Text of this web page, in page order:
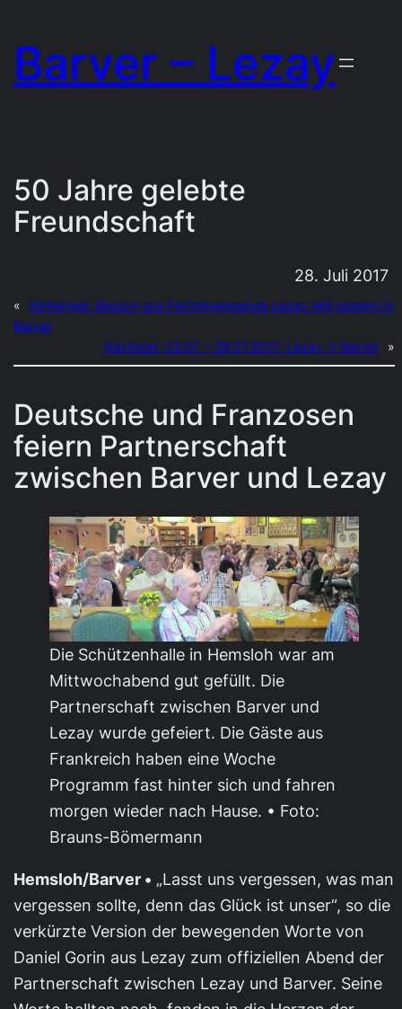
Inhalt
springen
Barver – Lezay
50 Jahre gelebte
Freundschaft
28. Juli 2017
« Vorheriger: Besuch aus Partnergemeinde Lezay seit gestern in
Barver
Nächster: 23.07. – 29.07.2017: Lezay → Barver »
Deutsche und Franzosen
feiern Partnerschaft
zwischen Barver und Lezay
Die Schützenhalle in Hemsloh war am
Mittwochabend gut gefüllt. Die
Partnerschaft zwischen Barver und
Lezay wurde gefeiert. Die Gäste aus
Frankreich haben eine Woche
Programm fast hinter sich und fahren
morgen wieder nach Hause. • Foto:
Brauns-Bömermann
Hemsloh/Barver • „Lasst uns vergessen, was man
vergessen sollte, denn das Glück ist unser“, so die
verkürzte Version der bewegenden Worte von
Daniel Gorin aus Lezay zum offiziellen Abend der
Partnerschaft zwischen Lezay und Barver. Seine